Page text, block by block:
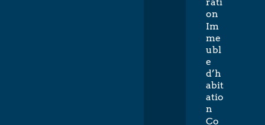
on
Im
me
ubl
e
d’h
abit
atio
n
Co